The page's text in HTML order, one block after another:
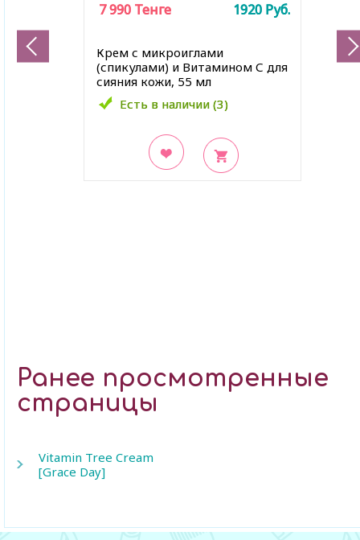
Крем с микроиглами
(спикулами) и Витамином С для
сияния кожи, 55 мл
Есть в наличии (3)
7 990 Тенге 1920 Руб.
Есть в наличии (3)
7 990 Тенге 1920 Руб.
Ранее просмотренные
страницы
Vitamin Tree Cream
[Grace Day]